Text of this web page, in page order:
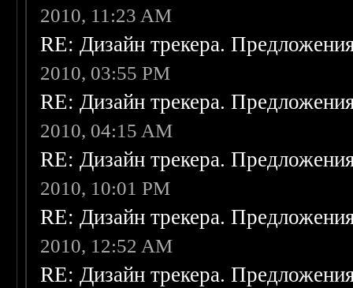
2010, 11:23 AM
RE: Дизайн трекера.
2010, 03:55 PM
RE: Дизайн трекера.
2010, 04:15 AM
RE: Дизайн трекера.
2010, 10:01 PM
RE: Дизайн трекера.
2010, 12:52 AM
RE: Дизайн трекера.